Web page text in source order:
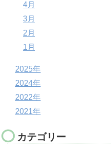
4月
3月
2月
1月
2025年
2024年
2022年
2021年
カテゴリー